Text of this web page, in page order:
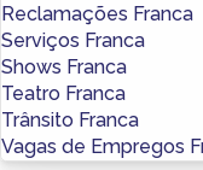
Reclamações Franca
Serviços Franca
Shows Franca
Teatro Franca
Trânsito Franca
Vagas de Empregos